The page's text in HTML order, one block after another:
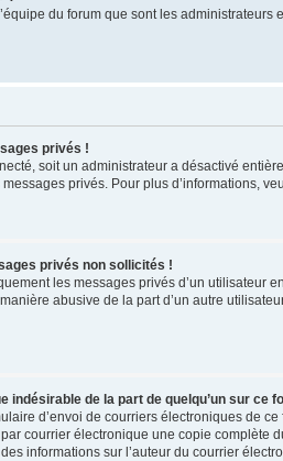
du forum que sont les
privés !
soit un administrateur a désactivé
privés. Pour plus d’informations,
privés non sollicités !
les messages privés d’un utilisateur
abusive de la part d’un autre
indésirable de la part de quelqu’un sur ce
d’envoi de courriers électroniques de
courrier électronique une copie complète
informations sur l’auteur du courrier